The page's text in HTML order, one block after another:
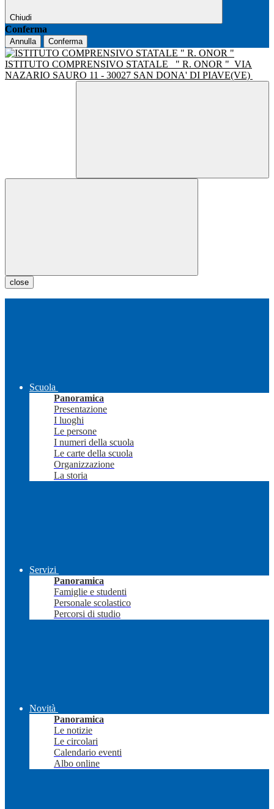
Chiudi
Conferma
Annulla Conferma
ISTITUTO COMPRENSIVO STATALE " R. ONOR " VIA
NAZARIO SAURO 11 - 30027 SAN DONA' DI PIAVE(VE)
close
Scuola
Panoramica
Presentazione
I luoghi
Le persone
I numeri della scuola
Le carte della scuola
Organizzazione
La storia
Servizi
Panoramica
Famiglie e studenti
Personale scolastico
Percorsi di studio
Novità
Panoramica
Le notizie
Le circolari
Calendario eventi
Albo online